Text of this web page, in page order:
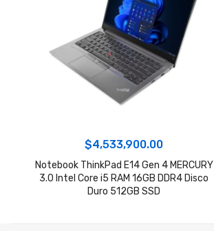
$4,533,900.00
Notebook ThinkPad E14 Gen 4 MERCURY
3.0 Intel Core i5 RAM 16GB DDR4 Disco
Duro 512GB SSD